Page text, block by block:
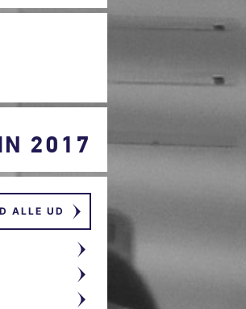
2017
ALLE UD